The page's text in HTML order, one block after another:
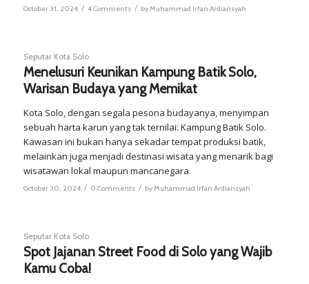
October 31, 2024 / 4 Comments / byMuhammad Irfan Ardiansyah
Seputar Kota Solo
Menelusuri Keunikan Kampung Batik Solo,
Warisan Budaya yang Memikat
Kota Solo, dengan segala pesona budayanya, menyimpan
sebuah harta karun yang tak ternilai: Kampung Batik Solo.
Kawasan ini bukan hanya sekadar tempat produksi batik,
melainkan juga menjadi destinasi wisata yang menarik bagi
wisatawan lokal maupun mancanegara.
October 30, 2024 / 0 Comments / byMuhammad Irfan Ardiansyah
Seputar Kota Solo
Spot Jajanan Street Food di Solo yang Wajib
Kamu Coba!